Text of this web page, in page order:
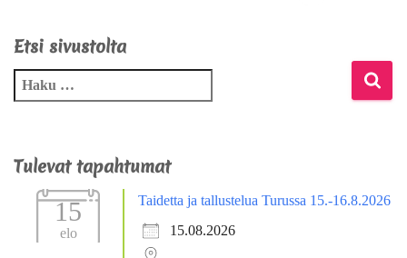
Etsi sivustolta
Tulevat tapahtumat
15
elo
Taidetta ja tallustelua Turussa 15.-16.8.2026
15.08.2026